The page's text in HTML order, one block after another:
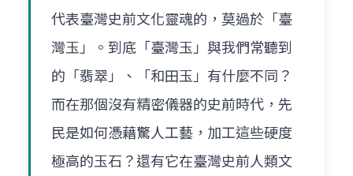
代表臺灣史前文化靈魂的，莫過於「臺
灣玉」。到底「臺灣玉」與我們常聽到
的「翡翠」、「和田玉」有什麼不同？
而在那個沒有精密儀器的史前時代，先
民是如何憑藉驚人工藝，加工這些硬度
極高的玉石？還有它在臺灣史前人類文